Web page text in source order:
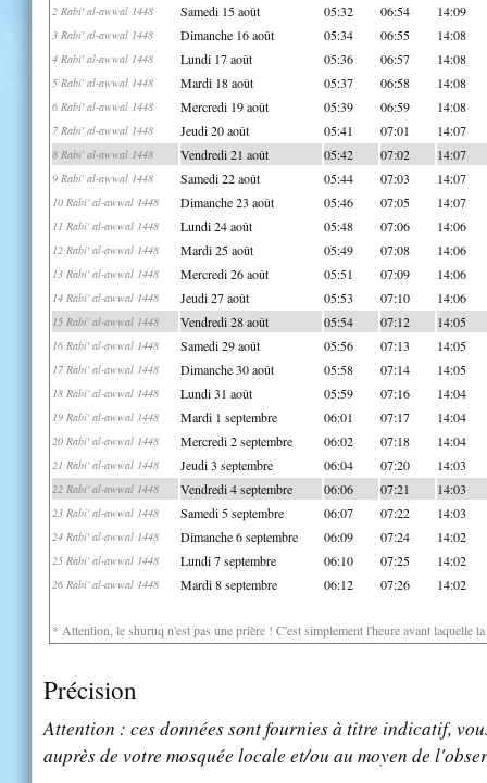
2 Rabi' al-awwal 1448 Samedi 15 août 05:32 06:54 14:09
3 Rabi' al-awwal 1448 Dimanche 16 août 05:34 06:55 14:08
4 Rabi' al-awwal 1448 Lundi 17 août 05:36 06:57 14:08
5 Rabi' al-awwal 1448 Mardi 18 août 05:37 06:58 14:08
6 Rabi' al-awwal 1448 Mercredi 19 août 05:39 06:59 14:08
7 Rabi' al-awwal 1448 Jeudi 20 août 05:41 07:01 14:07
8 Rabi' al-awwal 1448 Vendredi 21 août 05:42 07:02 14:07
9 Rabi' al-awwal 1448 Samedi 22 août 05:44 07:03 14:07
10 Rabi' al-awwal 1448 Dimanche 23 août 05:46 07:05 14:07
11 Rabi' al-awwal 1448 Lundi 24 août 05:48 07:06 14:06
12 Rabi' al-awwal 1448 Mardi 25 août 05:49 07:08 14:06
13 Rabi' al-awwal 1448 Mercredi 26 août 05:51 07:09 14:06
14 Rabi' al-awwal 1448 Jeudi 27 août 05:53 07:10 14:06
15 Rabi' al-awwal 1448 Vendredi 28 août 05:54 07:12 14:05
16 Rabi' al-awwal 1448 Samedi 29 août 05:56 07:13 14:05
17 Rabi' al-awwal 1448 Dimanche 30 août 05:58 07:14 14:05
18 Rabi' al-awwal 1448 Lundi 31 août 05:59 07:16 14:04
19 Rabi' al-awwal 1448 Mardi 1 septembre 06:01 07:17 14:04
20 Rabi' al-awwal 1448 Mercredi 2 septembre 06:02 07:18 14:04
21 Rabi' al-awwal 1448 Jeudi 3 septembre 06:04 07:20 14:03
22 Rabi' al-awwal 1448 Vendredi 4 septembre 06:06 07:21 14:03
23 Rabi' al-awwal 1448 Samedi 5 septembre 06:07 07:22 14:03
24 Rabi' al-awwal 1448 Dimanche 6 septembre 06:09 07:24 14:02
25 Rabi' al-awwal 1448 Lundi 7 septembre 06:10 07:25 14:02
26 Rabi' al-awwal 1448 Mardi 8 septembre 06:12 07:26 14:02
* Attention, le shuruq n'est pas une prière ! C'est simplement l'heure avant laquelle
Précision
Attention : ces données sont fournies à titre indicatif,
auprès de votre mosquée locale et/ou au moyen de